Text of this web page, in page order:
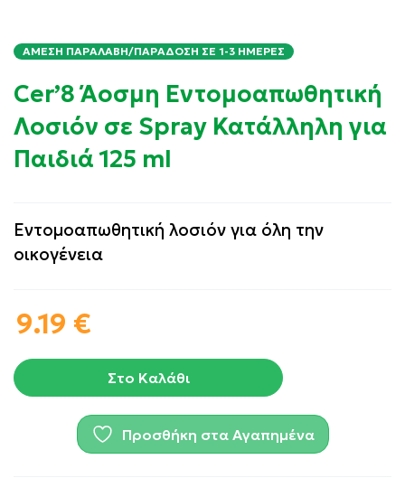
ΆΜΕΣΗ ΠΑΡΑΛΑΒΉ/ΠΑΡΆΔΟΣΗ ΣΕ 1-3 ΗΜΈΡΕΣ
Cer’8 Άοσμη Εντομοαπωθητική
Λοσιόν σε Spray Κατάλληλη για
Παιδιά 125 ml
Εντομοαπωθητική λοσιόν για όλη την
οικογένεια
9.19 €
Στο Καλάθι
Προσθήκη στα Αγαπημένα